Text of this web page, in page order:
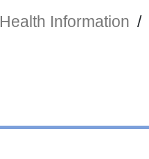
Health Information /